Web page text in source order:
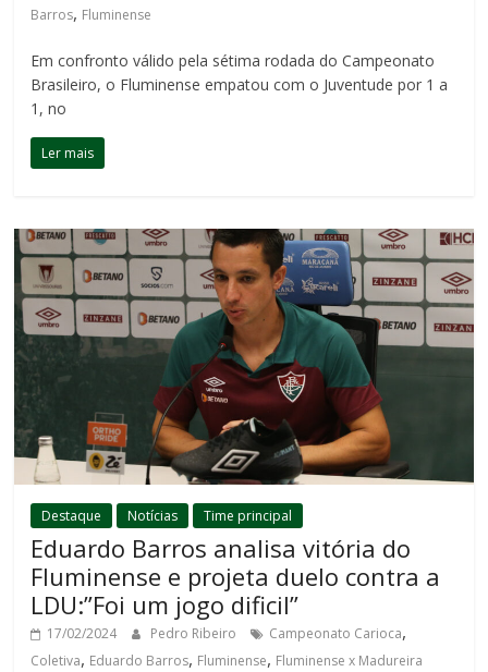
Barros, Fluminense
Em confronto válido pela sétima rodada do Campeonato
Brasileiro, o Fluminense empatou com o Juventude por 1 a
1, no
Ler mais
Destaque Notícias Time principal
Eduardo Barros analisa vitória do
Fluminense e projeta duelo contra a
LDU:”Foi um jogo dificil”
17/02/2024 Pedro Ribeiro Campeonato Carioca,
Coletiva, Eduardo Barros, Fluminense, Fluminense x Madureira